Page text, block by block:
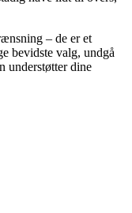
– de er et
bevidste valg, undgå
understøtter dine